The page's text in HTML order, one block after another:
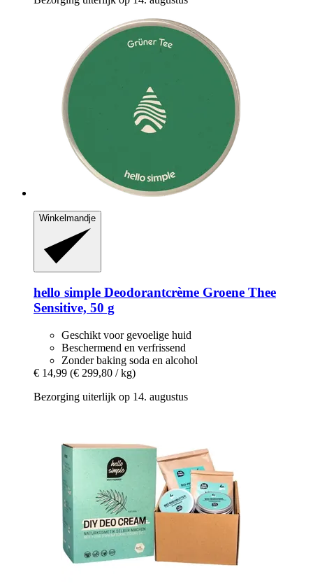
Winkelmandje
hello simple Deodorantcrème Groene Thee
Sensitive, 50 g
Geschikt voor gevoelige huid
Beschermend en verfrissend
Zonder baking soda en alcohol
€ 14,99 (€ 299,80 / kg)
Bezorging uiterlijk op 14. augustus